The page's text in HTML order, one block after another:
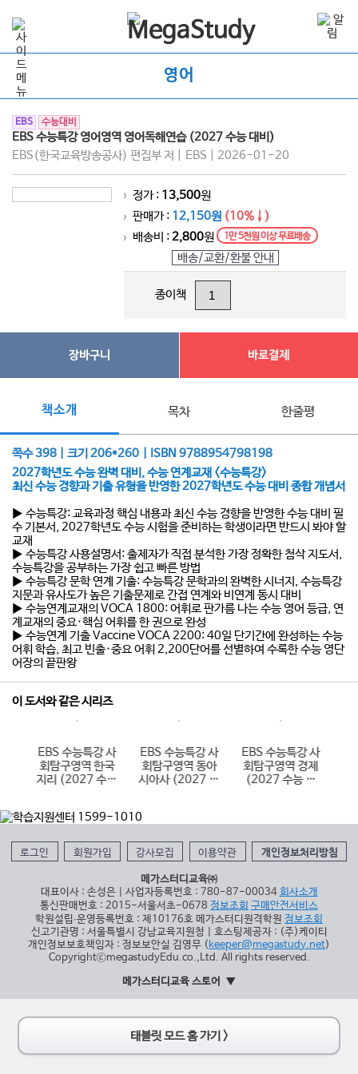
영어
EBS 수능대비
EBS 수능특강 영어영역 영어독해연습 (2027 수능 대비)
EBS(한국교육방송공사) 편집부 저 | EBS | 2026-01-20
> 정가 : 13,500원
> 판매가 : 12,150원 (10%↓)
> 배송비 :2,800원 1만 5천원 이상 무료배송
배송/교환/환불 안내
종이책
장바구니 바로결제
책소개 목차 한줄평
쪽수 398 | 크기 206*260 | ISBN 9788954798198
2027학년도 수능 완벽 대비, 수능 연계교재 <수능특강>
최신 수능 경향과 기출 유형을 반영한 2027학년도 수능 대비 종합 개념서
▶ 수능특강: 교육과정 핵심 내용과 최신 수능 경향을 반영한 수능 대비 필
수 기본서, 2027학년도 수능 시험을 준비하는 학생이라면 반드시 봐야 할
교재
▶ 수능특강 사용설명서: 출제자가 직접 분석한 가장 정확한 첨삭 지도서,
수능특강을 공부하는 가장 쉽고 빠른 방법
▶ 수능특강 문학 연계 기출: 수능특강 문학과의 완벽한 시너지, 수능특강
지문과 유사도가 높은 기출문제로 간접 연계와 비연계 동시 대비
▶ 수능연계교재의 VOCA 1800: 어휘로 판가름 나는 수능 영어 등급, 연
계교재의 중요·핵심 어휘를 한 권으로 완성
▶ 수능연계 기출 Vaccine VOCA 2200: 40일 단기간에 완성하는 수능
어휘 학습, 최고 빈출·중요 어휘 2,200단어를 선별하여 수록한 수능 영단
어장의 끝판왕
이 도서와 같은 시리즈
EBS 수능특강 사
회탐구영역 한국
지리 (2027 수능
EBS 수능특강 사
회탐구영역 동아
시아사 (2027 수
EBS 수능특강 사
회탐구영역 경제
(2027 수능 대
로그인 회원가입 강사모집 이용약관 개인정보처리방침
메가스터디교육㈜
대표이사 : 손성은 | 사업자등록번호 : 780-87-00034 회사소개
통신판매번호 : 2015-서울서초-0678 정보조회 구매안전서비스
학원설립∙운영등록번호 : 제10176호 메가스터디원격학원 정보조회
신고기관명 : 서울특별시 강남교육지원청 | 호스팅제공자 : (주)케이티
개인정보보호책임자 : 정보보안실 김영무 (keeper@megastudy.net)
CopyrightⓒmegastudyEdu.co.,Ltd. All rights reserved.
메가스터디교육 스토어
태블릿 모드 홈 가기 >